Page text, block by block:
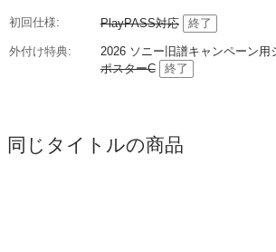
初回仕様 PlayPASS対応 終了
外付け特典
2026 ソニー旧譜キャンペーン
ポスターC
終了
同じタイトルの商品